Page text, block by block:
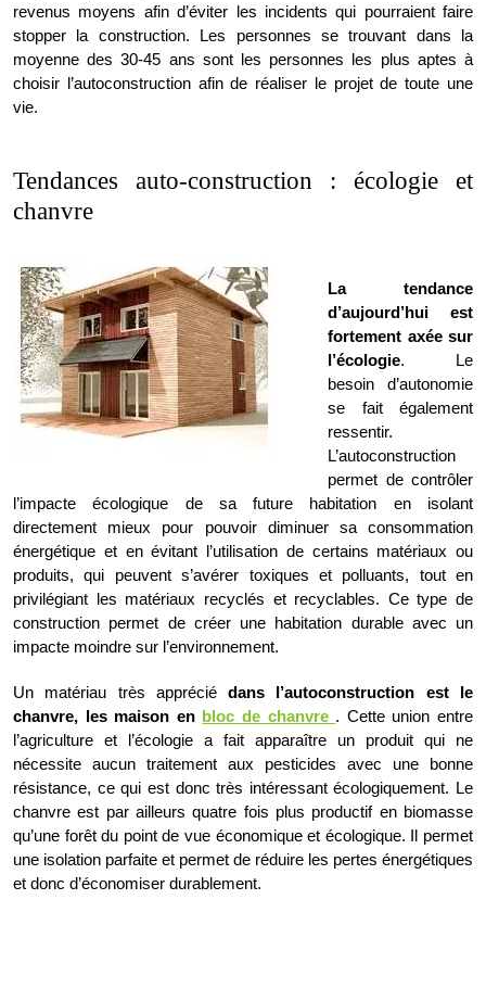
revenus moyens afin d’éviter les incidents qui pourraient faire
stopper la construction. Les personnes se trouvant dans la
moyenne des 30-45 ans sont les personnes les plus aptes à
choisir l’autoconstruction afin de réaliser le projet de toute une
vie.
Tendances auto-construction : écologie et
chanvre
La tendance
d’aujourd’hui est
fortement axée sur
l’écologie. Le
besoin d’autonomie
se fait également
ressentir.
L’autoconstruction
permet de contrôler
l’impacte écologique de sa future habitation en isolant
directement mieux pour pouvoir diminuer sa consommation
énergétique et en évitant l’utilisation de certains matériaux ou
produits, qui peuvent s’avérer toxiques et polluants, tout en
privilégiant les matériaux recyclés et recyclables. Ce type de
construction permet de créer une habitation durable avec un
impacte moindre sur l’environnement.
Un matériau très appréciédans l’autoconstruction est le
chanvre, les maison en bloc de chanvre . Cette union entre
l’agriculture et l’écologie a fait apparaître un produit qui ne
nécessite aucun traitement aux pesticides avec une bonne
résistance, ce qui est donc très intéressant écologiquement. Le
chanvre est par ailleurs quatre fois plus productif en biomasse
qu’une forêt du point de vue économique et écologique. Il permet
une isolation parfaite et permet de réduire les pertes énergétiques
et donc d’économiser durablement.